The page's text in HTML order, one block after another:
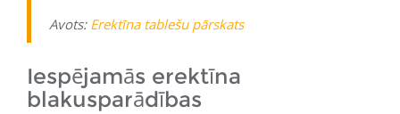
Avots: Erektīna tablešu pārskats
Iespējamās erektīna
blakusparādības